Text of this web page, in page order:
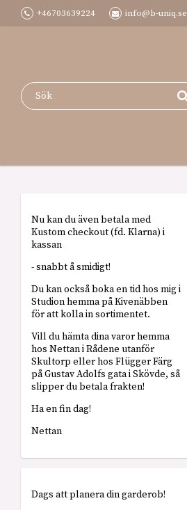
+46703639224 info@b-uniq.se
Nu kan du även betala med
Kustom checkout (fd. Klarna) i
kassan
- snabbt å smidigt!
Du kan också boka en tid hos mig i
Studion hemma på Kivenäbben
för att kolla in sortimentet.
Vill du hämta dina varor hemma
hos Nettan i Rådene utanför
Skultorp eller hos Flügger Färg
på Gustav Adolfs gata i Skövde, så
slipper du betala frakten!
Ha en fin dag!
Nettan
Dags att planera din garderob!